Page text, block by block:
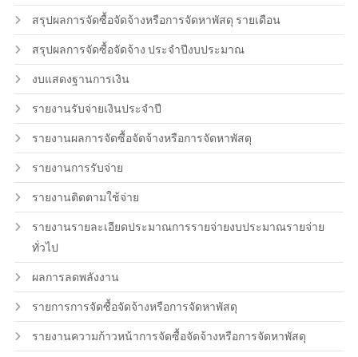
สรุปผลการจัดซื้อจัดจ้างหรือการจัดหาพัสดุ รายเดือน
สรุปผลการจัดซื้อจัดจ้าง ประจำปีงบประมาณ
งบแสดงฐานการเงิน
รายงานรับจ่ายเงินประจำปี
รายงานผลการจัดซื้อจัดจ้างหรือการจัดหาพัสดุ
รายงานการรับจ่าย
รายงานติดตามใช้จ่าย
รายงานรายละเอียดประมาณการรายจ่ายงบประมาณรายจ่าย
ทั่วไป
ผลการลดพลังงาน
รายการการจัดซื้อจัดจ้างหรือการจัดหาพัสดุ
รายงานความก้าวหน้าการจัดซื้อจัดจ้างหรือการจัดหาพัสดุ